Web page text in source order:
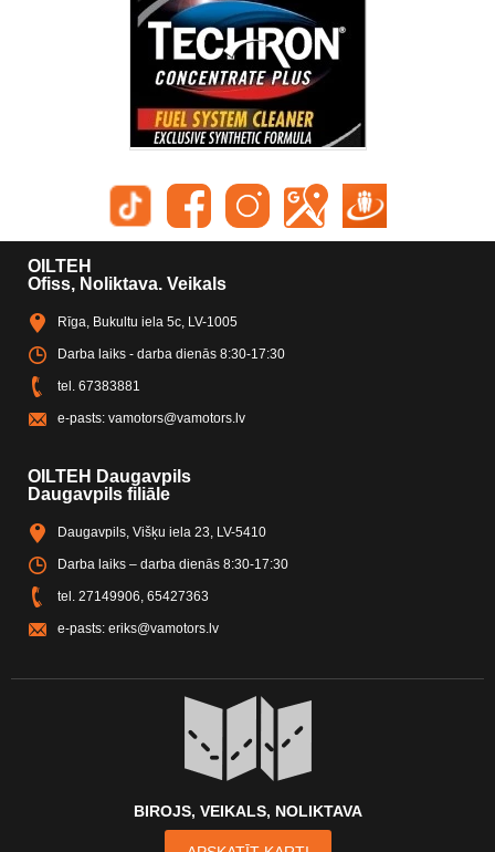
OILTEH
Ofiss, Noliktava. Veikals
Rīga, Bukultu iela 5c, LV-1005
Darba laiks - darba dienās 8:30-17:30
tel. 67383881
e-pasts: vamotors@vamotors.lv
OILTEH Daugavpils
Daugavpils filiāle
Daugavpils, Višķu iela 23, LV-5410
Darba laiks – darba dienās 8:30-17:30
tel. 27149906, 65427363
e-pasts: eriks@vamotors.lv
BIROJS, VEIKALS, NOLIKTAVA